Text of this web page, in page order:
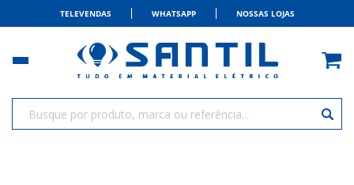
TELEVENDAS WHATSAPP NOSSAS LOJAS